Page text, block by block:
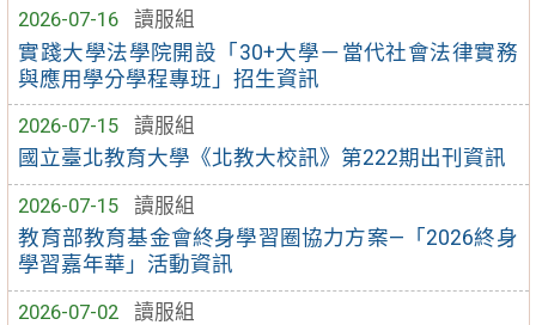
2026-07-16
讀服組
實踐大學法學院開設「30+大學－當代社會法律實務
與應用學分學程專班」招生資訊
2026-07-15
讀服組
國立臺北教育大學《北教大校訊》第222期出刊資訊
2026-07-15
讀服組
教育部教育基金會終身學習圈協力方案—「2026終身
學習嘉年華」活動資訊
2026-07-02
讀服組